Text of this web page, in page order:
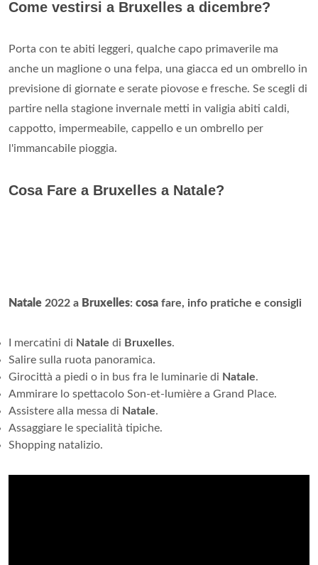
Come vestirsi a Bruxelles a dicembre?
Porta con te abiti leggeri, qualche capo primaverile ma
anche un maglione o una felpa, una giacca ed un ombrello in
previsione di giornate e serate piovose e fresche. Se scegli di
partire nella stagione invernale metti in valigia abiti caldi,
cappotto, impermeabile, cappello e un ombrello per
l'immancabile pioggia.
Cosa Fare a Bruxelles a Natale?
Natale 2022 a Bruxelles: cosa fare, info pratiche e consigli
I mercatini di Natale di Bruxelles.
Salire sulla ruota panoramica.
Girocittà a piedi o in bus fra le luminarie di Natale.
Ammirare lo spettacolo Son-et-lumière a Grand Place.
Assistere alla messa di Natale.
Assaggiare le specialità tipiche.
Shopping natalizio.